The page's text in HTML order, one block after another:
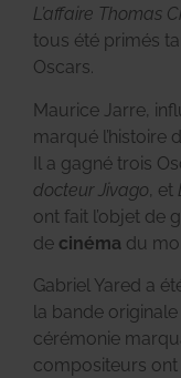
L’affaire Thomas
tous été primés
Oscars.
Maurice Jarre,
marqué l’histoire
Il a gagné trois
docteur Jivago, et
ont fait l’objet de
de cinéma du
Gabriel Yared a
la bande
cérémonie
compositeurs ont